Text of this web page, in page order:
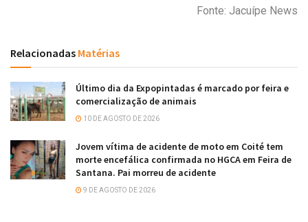
Fonte: Jacuípe News
Relacionadas Matérias
Último dia da Expopintadas é marcado por feira e
comercialização de animais
10 DE AGOSTO DE 2026
Jovem vítima de acidente de moto em Coité tem
morte encefálica confirmada no HGCA em Feira de
Santana. Pai morreu de acidente
9 DE AGOSTO DE 2026